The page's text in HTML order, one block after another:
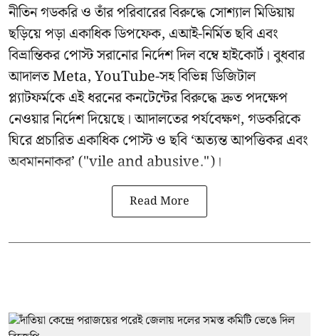
নীতিন গডকরি ও তাঁর পরিবারের বিরুদ্ধে সোশ্যাল মিডিয়ায়
ছড়িয়ে পড়া একাধিক ডিপফেক, এআই-নির্মিত ছবি এবং
বিভ্রান্তিকর পোস্ট সরানোর নির্দেশ দিল বম্বে হাইকোর্ট। বুধবার
আদালত Meta, YouTube-সহ বিভিন্ন ডিজিটাল
প্ল্যাটফর্মকে এই ধরনের কনটেন্টের বিরুদ্ধে দ্রুত পদক্ষেপ
নেওয়ার নির্দেশ দিয়েছে। আদালতের পর্যবেক্ষণ, গডকরিকে
ঘিরে প্রচারিত একাধিক পোস্ট ও ছবি ‘অত্যন্ত আপত্তিকর এবং
অবমাননাকর’ ("vile and abusive.")।
Read More